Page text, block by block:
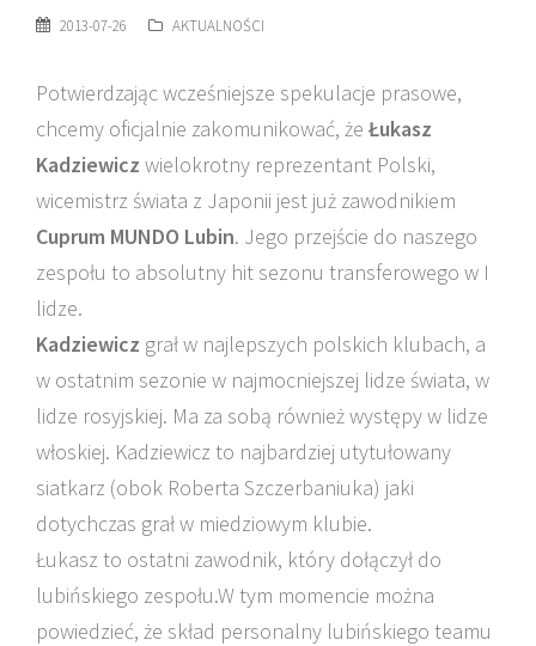
2013-07-26 AKTUALNOŚCI
Potwierdzając wcześniejsze spekulacje prasowe,
chcemy oficjalnie zakomunikować, że Łukasz
Kadziewicz wielokrotny reprezentant Polski,
wicemistrz świata z Japonii jest już zawodnikiem
Cuprum MUNDO Lubin. Jego przejście do naszego
zespołu to absolutny hit sezonu transferowego w I
lidze.
Kadziewicz grał w najlepszych polskich klubach, a
w ostatnim sezonie w najmocniejszej lidze świata, w
lidze rosyjskiej. Ma za sobą również występy w lidze
włoskiej. Kadziewicz to najbardziej utytułowany
siatkarz (obok Roberta Szczerbaniuka) jaki
dotychczas grał w miedziowym klubie.
Łukasz to ostatni zawodnik, który dołączył do
lubińskiego zespołu.W tym momencie można
powiedzieć, że skład personalny lubińskiego teamu